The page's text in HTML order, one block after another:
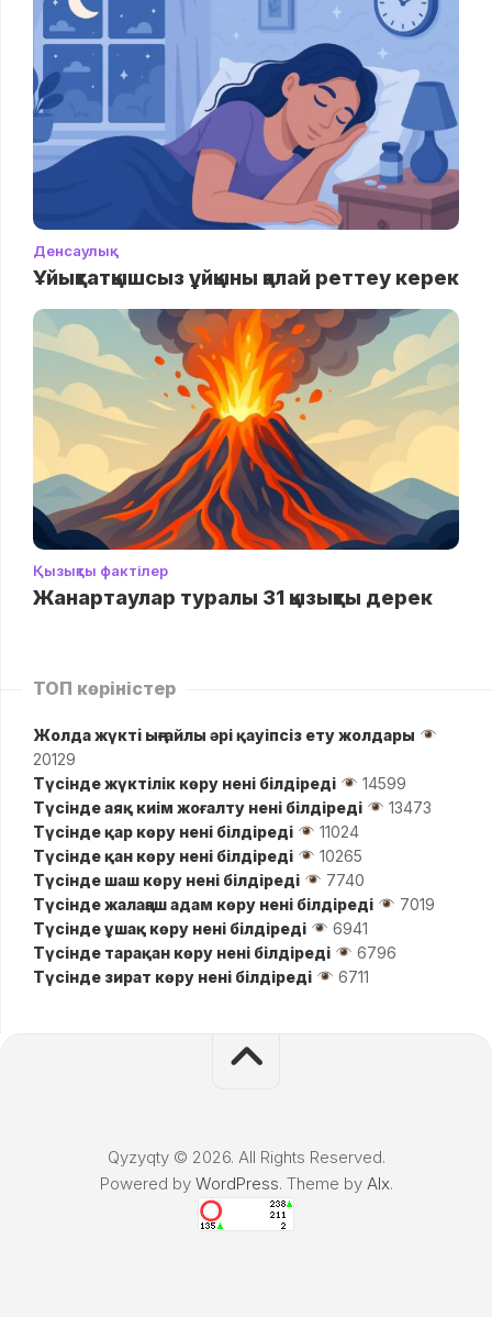
Денсаулық
Ұйықтатқышсыз ұйқыны қалай реттеу керек
Қызықты фактілер
Жанартаулар туралы 31 қызықты дерек
ТОП көріністер
Жолда жүктi ыңғайлы әрі қауіпсіз ету жолдары
20129
Түсінде жүктілік көру нені білдіреді
14599
Түсінде аяқ киім жоғалту нені білдіреді
13473
Түсінде қар көру нені білдіреді
11024
Түсінде қан көру нені білдіреді
10265
Түсінде шаш көру нені білдіреді
7740
Түсінде жалаңаш адам көру нені білдіреді
7019
Түсінде ұшақ көру нені білдіреді
6941
Түсінде тарақан көру нені білдіреді
6796
Түсінде зират көру нені білдіреді
6711
Qyzyqty © 2026. All Rights Reserved.
Powered by WordPress. Theme by Alx.